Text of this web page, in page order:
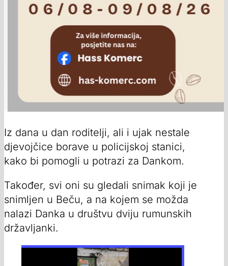
Iz dana u dan roditelji, ali i ujak nestale
djevojčice borave u policijskoj stanici,
kako bi pomogli u potrazi za Dankom.
Također, svi oni su gledali snimak koji je
snimljen u Beču, a na kojem se možda
nalazi Danka u društvu dviju rumunskih
državljanki.